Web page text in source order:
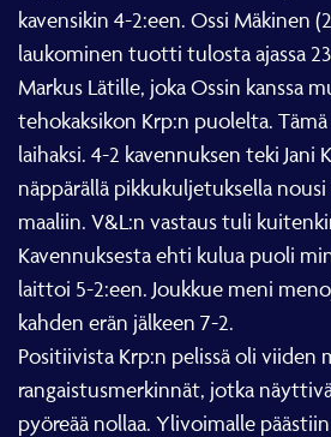
kavensikin 4-2:een. Ossi Mäkinen
laukominen tuotti tulosta ajassa
Markus Lätille, joka Ossin kanssa
tehokaksikon Krp:n puolelta.
laihaksi. 4-2 kavennuksen teki Jani
näppärällä pikkukuljetuksella nousi
maaliin. V&L:n vastaus tuli
Kavennuksesta ehti kulua puoli
laittoi 5-2:een. Joukkue meni
kahden erän jälkeen 7-2.
Positiivista Krp:n pelissä oli viiden
rangaistusmerkinnät, jotka
pyöreää nollaa. Ylivoimalle